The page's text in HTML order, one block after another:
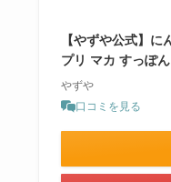
【やずや公式】
プリ マカ すっぽ
やずや
口コミを見る